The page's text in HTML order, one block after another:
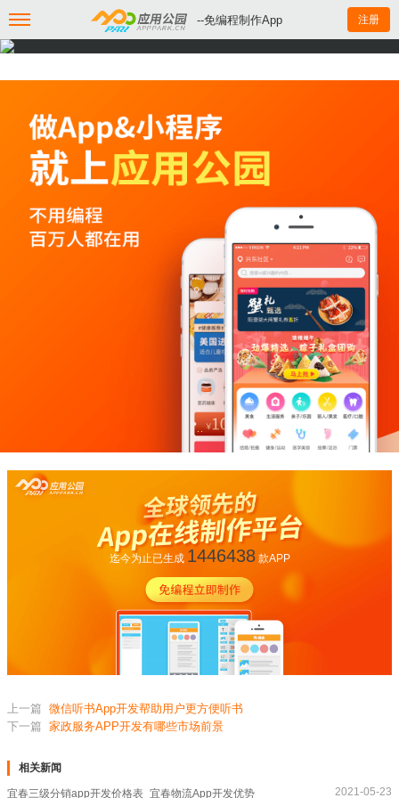
--免编程制作App 注册
迄今为止已生成 1446438款APP
上一篇 微信听书App开发帮助用户更方便听书
下一篇 家政服务APP开发有哪些市场前景
相关新闻
宜春三级分销app开发价格表_宜春物流App开发优势 2021-05-23